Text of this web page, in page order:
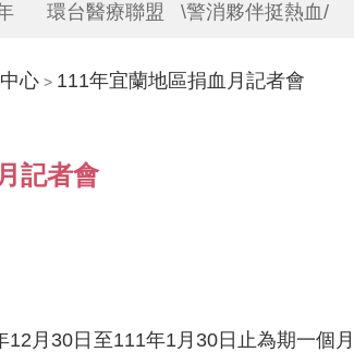
環台醫療聯盟 \警消夥伴挺熱血/
心> 111年宜蘭地區捐血月記者會
記者會
月30日至111年1月30日止為期一個